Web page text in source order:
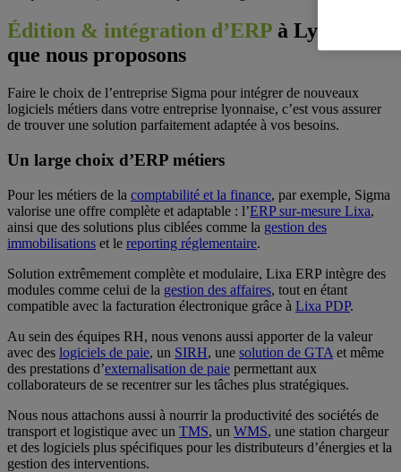
Édition & intégration d’ERP à Lyon : ce
que nous proposons
Faire le choix de l’entreprise Sigma pour intégrer de nouveaux
logiciels métiers dans votre entreprise lyonnaise, c’est vous assurer
de trouver une solution parfaitement adaptée à vos besoins.
Un large choix d’ERP métiers
Pour les métiers de la comptabilité et la finance, par exemple, Sigma
valorise une offre complète et adaptable : l’ERP sur-mesure Lixa,
ainsi que des solutions plus ciblées comme la gestion des
immobilisations et le reporting réglementaire.
Solution extrêmement complète et modulaire, Lixa ERP intègre des
modules comme celui de la gestion des affaires, tout en étant
compatible avec la facturation électronique grâce à Lixa PDP.
Au sein des équipes RH, nous venons aussi apporter de la valeur
avec des logiciels de paie, un SIRH, une solution de GTA et même
des prestations d’externalisation de paie permettant aux
collaborateurs de se recentrer sur les tâches plus stratégiques.
Nous nous attachons aussi à nourrir la productivité des sociétés de
transport et logistique avec un TMS, un WMS, une station chargeur
et des logiciels plus spécifiques pour les distributeurs d’énergies et la
gestion des interventions.